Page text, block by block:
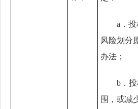
a． 投
风险划分
办法；
b．
围，或减